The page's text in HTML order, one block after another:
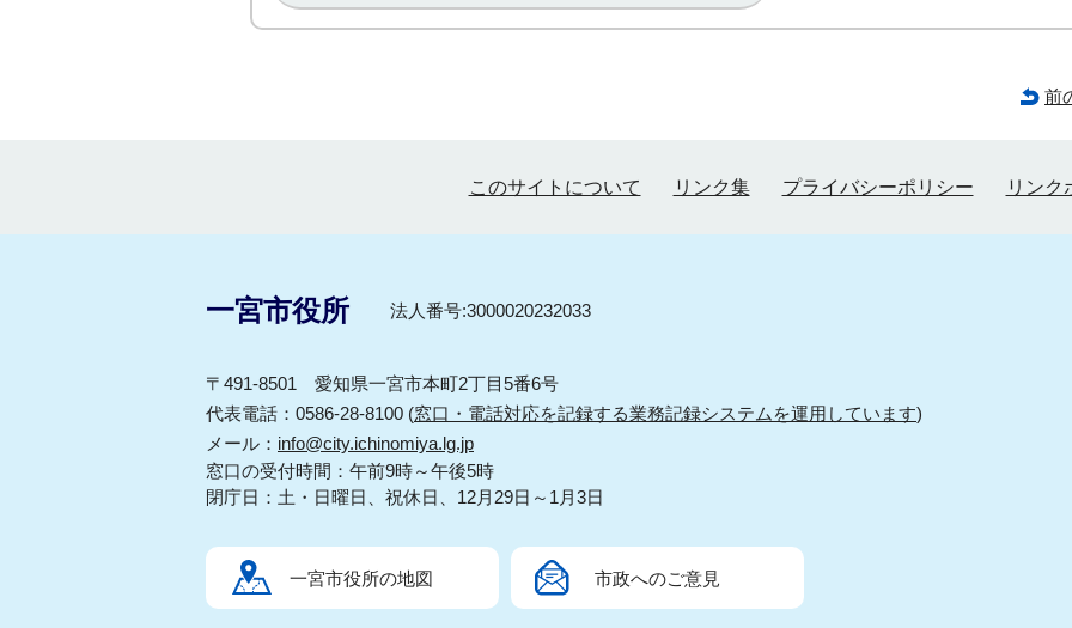
前
このサイトについて リンク集 プライバシーポリシー リンク
一宮市役所 法人番号:3000020232033
〒491-8501 愛知県一宮市本町2丁目5番6号
代表電話：0586-28-8100 (窓口・電話対応を記録する業務記録システムを運用しています)
メール： info@city.ichinomiya.lg.jp
窓口の受付時間：午前9時～午後5時
閉庁日：土・日曜日、祝休日、12月29日～1月3日
一宮市役所の地図 市政へのご意見